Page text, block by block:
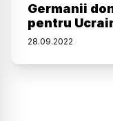
Germanii
pentru
28.09.2022